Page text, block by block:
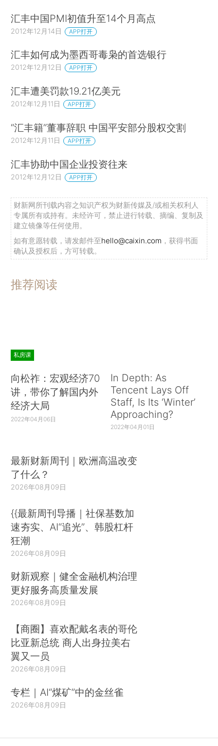
汇丰中国PMI初值升至14个月高点
2012年12月14日 APP打开
汇丰如何成为墨西哥毒枭的首选银行
2012年12月12日 APP打开
汇丰遭美罚款19.21亿美元
2012年12月11日 APP打开
“汇丰籍”董事辞职 中国平安部分股权交割
2012年12月11日 APP打开
汇丰协助中国企业投资往来
2012年12月12日 APP打开
财新网所刊载内容之知识产权为财新传媒及/或相关权利人
专属所有或持有。未经许可，禁止进行转载、摘编、复制及
建立镜像等任何使用。
如有意愿转载，请发邮件至hello@caixin.com ，获得书面
确认及授权后，方可转载。
推荐阅读
私房课
向松祚：宏观经济70
讲，带你了解国内外
经济大局
2022年04月06日
In Depth: As
Tencent Lays Off
Staff, Is Its ‘Winter’
Approaching?
2022年04月01日
最新财新周刊｜欧洲高温改变
了什么？
2026年08月09日
{{最新周刊导播｜社保基数加
速夯实、AI“追光”、韩股杠杆
狂潮
2026年08月09日
财新观察｜健全金融机构治理
更好服务高质量发展
2026年08月09日
【商圈】喜欢配戴名表的哥伦
比亚新总统 商人出身拉美右
翼又一员
2026年08月09日
专栏｜AI“煤矿”中的金丝雀
2026年08月09日